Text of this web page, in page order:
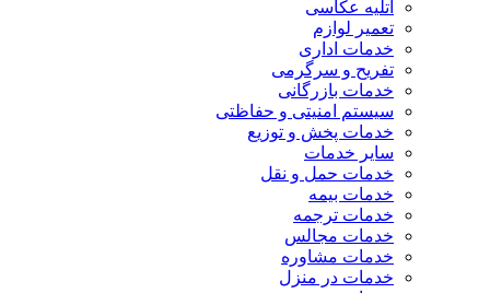
آتلیه عکاسی
تعمیر لوازم
خدمات اداری
تفریح و سرگرمی
خدمات بازرگانی
سیستم امنیتی و حفاظتی
خدمات پخش و توزیع
سایر خدمات
خدمات حمل و نقل
خدمات بیمه
خدمات ترجمه
خدمات مجالس
خدمات مشاوره
خدمات در منزل